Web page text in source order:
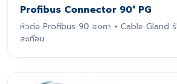
Profibus Connector 90° PG
หัวต่อ Profibus 90 องศา + Cable Gland
สะเทือน